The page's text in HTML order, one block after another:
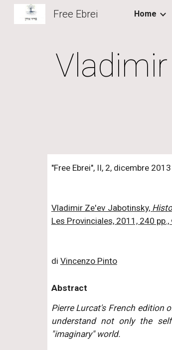
Free Ebrei Home
"Free Ebrei", II, 2, dicembre 2013
Vladimir Ze'ev Jabotinsky,
Les Provinciales, 2011, 240 pp.,
di Vincenzo Pinto
Abstract
Pierre Lurcat's French edition
understand not only the
"imaginary" world.